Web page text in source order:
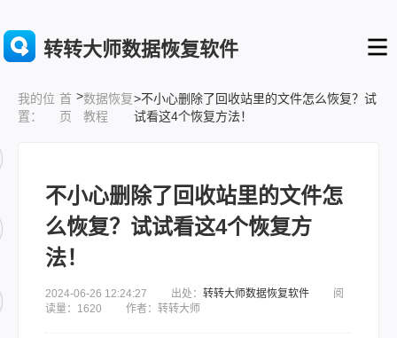
转转大师数据恢复软件
我的位
置：
首
页
>数据恢复
教程
>不小心删除了回收站里的文件怎么恢复？试
试看这4个恢复方法！
不小心删除了回收站里的文件怎
么恢复？试试看这4个恢复方
法！
2024-06-26 12:24:27 出处： 转转大师数据恢复软件 阅
读量：1620 作者：转转大师